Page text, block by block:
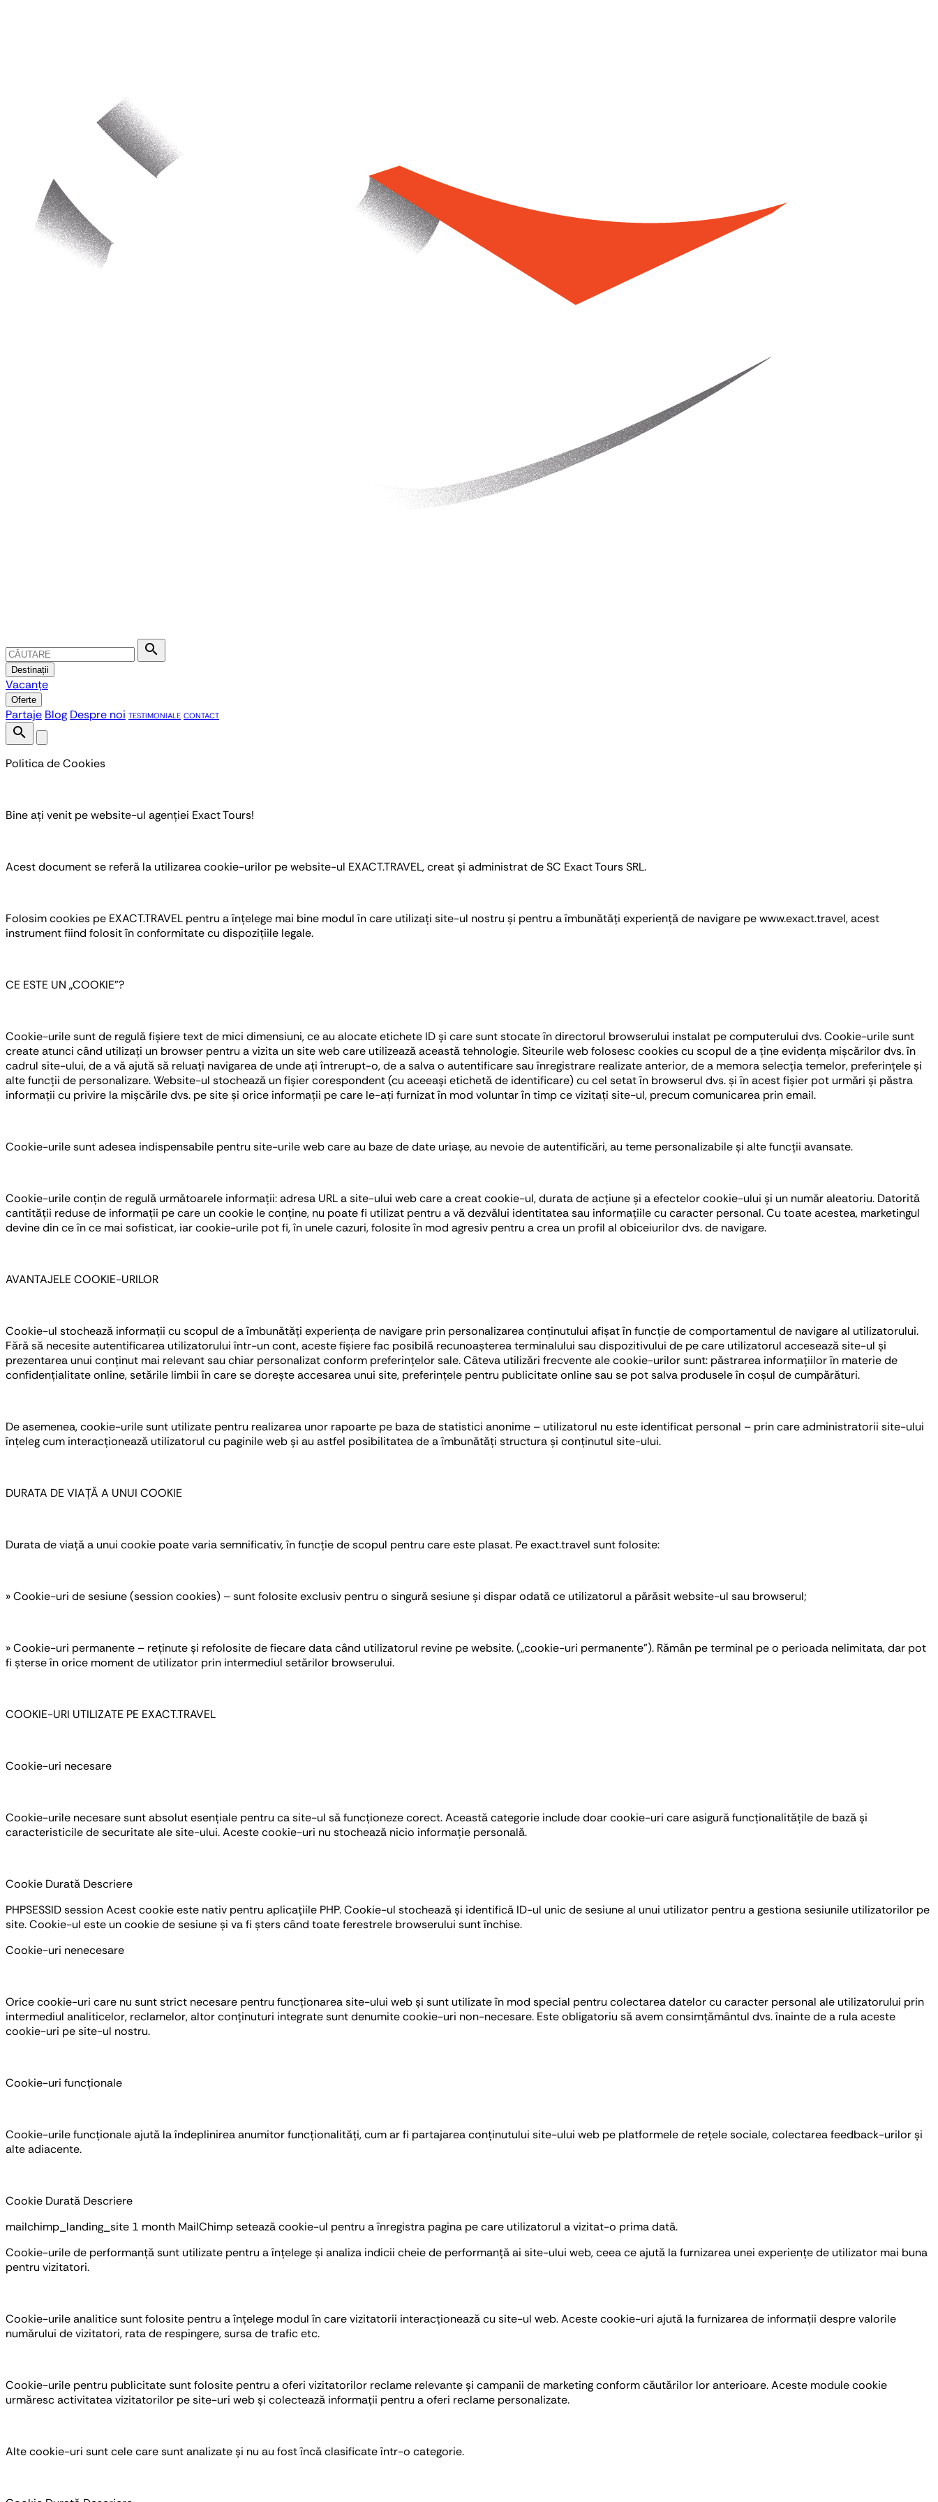
search
Destinații
Vacanțe
Oferte
Partaje Blog Despre noi TESTIMONIALE CONTACT
search
Politica de Cookies
Bine ați venit pe website-ul agenției Exact Tours!
Acest document se referă la utilizarea cookie-urilor pe website-ul EXACT.TRAVEL, creat și administrat de SC Exact Tours SRL.
Folosim cookies pe EXACT.TRAVEL pentru a înțelege mai bine modul în care utilizați site-ul nostru și pentru a îmbunătăți experiență de navigare pe www.exact.travel, acest
instrument fiind folosit în conformitate cu dispozițiile legale.
CE ESTE UN „COOKIE”?
Cookie-urile sunt de regulă fișiere text de mici dimensiuni, ce au alocate etichete ID și care sunt stocate în directorul browserului instalat pe computerului dvs. Cookie-urile sunt
create atunci când utilizați un browser pentru a vizita un site web care utilizează această tehnologie. Siteurile web folosesc cookies cu scopul de a ține evidența mișcărilor dvs. în
cadrul site-ului, de a vă ajută să reluați navigarea de unde ați întrerupt-o, de a salva o autentificare sau înregistrare realizate anterior, de a memora selecția temelor, preferințele și
alte funcții de personalizare. Website-ul stochează un fișier corespondent (cu aceeași etichetă de identificare) cu cel setat în browserul dvs. și în acest fișier pot urmări și păstra
informații cu privire la mișcările dvs. pe site și orice informații pe care le-ați furnizat în mod voluntar în timp ce vizitați site-ul, precum comunicarea prin email.
Cookie-urile sunt adesea indispensabile pentru site-urile web care au baze de date uriașe, au nevoie de autentificări, au teme personalizabile și alte funcții avansate.
Cookie-urile conțin de regulă următoarele informații: adresa URL a site-ului web care a creat cookie-ul, durata de acțiune și a efectelor cookie-ului și un număr aleatoriu. Datorită
cantității reduse de informații pe care un cookie le conține, nu poate fi utilizat pentru a vă dezvălui identitatea sau informațiile cu caracter personal. Cu toate acestea, marketingul
devine din ce în ce mai sofisticat, iar cookie-urile pot fi, în unele cazuri, folosite în mod agresiv pentru a crea un profil al obiceiurilor dvs. de navigare.
AVANTAJELE COOKIE-URILOR
Cookie-ul stochează informații cu scopul de a îmbunătăți experiența de navigare prin personalizarea conținutului afișat în funcție de comportamentul de navigare al utilizatorului.
Fără să necesite autentificarea utilizatorului într-un cont, aceste fișiere fac posibilă recunoașterea terminalului sau dispozitivului de pe care utilizatorul accesează site-ul și
prezentarea unui conținut mai relevant sau chiar personalizat conform preferințelor sale. Câteva utilizări frecvente ale cookie-urilor sunt: păstrarea informațiilor în materie de
confidențialitate online, setările limbii în care se dorește accesarea unui site, preferințele pentru publicitate online sau se pot salva produsele în coșul de cumpărături.
De asemenea, cookie-urile sunt utilizate pentru realizarea unor rapoarte pe baza de statistici anonime – utilizatorul nu este identificat personal – prin care administratorii site-ului
înțeleg cum interacționează utilizatorul cu paginile web și au astfel posibilitatea de a îmbunătăți structura și conținutul site-ului.
DURATA DE VIAȚĂ A UNUI COOKIE
Durata de viață a unui cookie poate varia semnificativ, în funcție de scopul pentru care este plasat. Pe exact.travel sunt folosite:
» Cookie-uri de sesiune (session cookies) – sunt folosite exclusiv pentru o singură sesiune și dispar odată ce utilizatorul a părăsit website-ul sau browserul;
» Cookie-uri permanente – reținute și refolosite de fiecare data când utilizatorul revine pe website. („cookie-uri permanente”). Rămân pe terminal pe o perioada nelimitata, dar pot
fi șterse în orice moment de utilizator prin intermediul setărilor browserului.
COOKIE-URI UTILIZATE PE EXACT.TRAVEL
Cookie-uri necesare
Cookie-urile necesare sunt absolut esențiale pentru ca site-ul să funcționeze corect. Această categorie include doar cookie-uri care asigură funcționalitățile de bază și
caracteristicile de securitate ale site-ului. Aceste cookie-uri nu stochează nicio informație personală.
Cookie Durată Descriere
PHPSESSIDsessionAcest cookie este nativ pentru aplicațiile PHP. Cookie-ul stochează și identifică ID-ul unic de sesiune al unui utilizator pentru a gestiona sesiunile utilizatorilor pe
site. Cookie-ul este un cookie de sesiune și va fi șters când toate ferestrele browserului sunt închise.
Cookie-uri nenecesare
Orice cookie-uri care nu sunt strict necesare pentru funcționarea site-ului web și sunt utilizate în mod special pentru colectarea datelor cu caracter personal ale utilizatorului prin
intermediul analiticelor, reclamelor, altor conținuturi integrate sunt denumite cookie-uri non-necesare. Este obligatoriu să avem consimțământul dvs. înainte de a rula aceste
cookie-uri pe site-ul nostru.
Cookie-uri funcționale
Cookie-urile funcționale ajută la îndeplinirea anumitor funcționalități, cum ar fi partajarea conținutului site-ului web pe platformele de rețele sociale, colectarea feedback-urilor și
alte adiacente.
Cookie Durată Descriere
mailchimp_landing_site 1 month MailChimp setează cookie-ul pentru a înregistra pagina pe care utilizatorul a vizitat-o prima dată.
Cookie-urile de performanță sunt utilizate pentru a înțelege și analiza indicii cheie de performanță ai site-ului web, ceea ce ajută la furnizarea unei experiențe de utilizator mai buna
pentru vizitatori.
Cookie-urile analitice sunt folosite pentru a înțelege modul în care vizitatorii interacționează cu site-ul web. Aceste cookie-uri ajută la furnizarea de informații despre valorile
numărului de vizitatori, rata de respingere, sursa de trafic etc.
Cookie-urile pentru publicitate sunt folosite pentru a oferi vizitatorilor reclame relevante și campanii de marketing conform căutărilor lor anterioare. Aceste module cookie
urmăresc activitatea vizitatorilor pe site-uri web și colectează informații pentru a oferi reclame personalizate.
Alte cookie-uri sunt cele care sunt analizate și nu au fost încă clasificate într-o categorie.